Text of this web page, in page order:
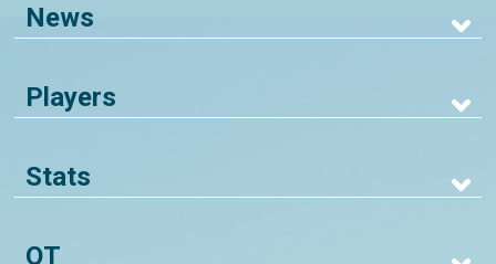
News
Players
Stats
QT